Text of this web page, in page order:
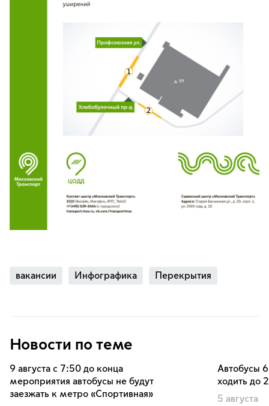
вакансии Инфографика Перекрытия
Новости по теме
9 августа с 7:50 до конца
мероприятия автобусы не будут
заезжать к метро «Спортивная»
Автобусы
ходить до
5 августа